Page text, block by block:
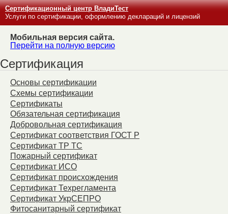
Сертификационный центр ВладиТест
Услуги по сертификации, оформлению деклараций и лицензий
Мобильная версия сайта.
Перейти на полную версию
Сертификация
Основы сертификации
Схемы сертификации
Сертификаты
Обязательная сертификация
Добровольная сертификация
Сертификат соответствия ГОСТ Р
Сертификат ТР ТС
Пожарный сертификат
Сертификат ИСО
Сертификат происхождения
Сертификат Техрегламента
Сертификат УкрСЕПРО
Фитосанитарный сертификат